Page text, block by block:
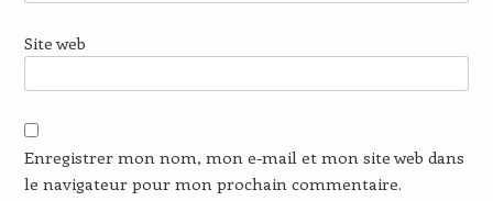
Site web
Enregistrer mon nom, mon e-mail et mon site web dans
le navigateur pour mon prochain commentaire.